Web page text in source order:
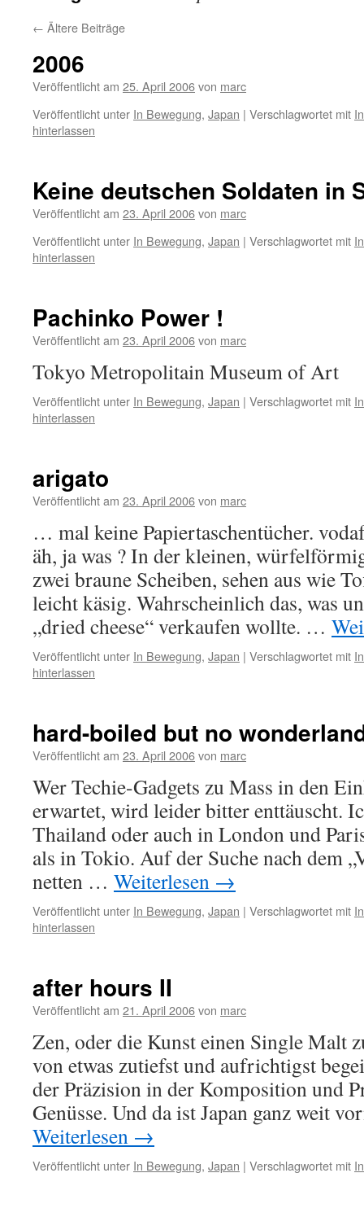
← Ältere Beiträge
2006
Veröffentlicht am 25. April 2006von marc
Veröffentlicht unter In Bewegung, Japan | Verschlagwortet mit
hinterlassen
Keine deutschen Soldaten in
Veröffentlicht am 23. April 2006von marc
Veröffentlicht unter In Bewegung, Japan | Verschlagwortet mit
hinterlassen
Pachinko Power !
Veröffentlicht am 23. April 2006von marc
Tokyo Metropolitain Museum of Art
Veröffentlicht unter In Bewegung, Japan | Verschlagwortet mit
hinterlassen
arigato
Veröffentlicht am 23. April 2006von marc
… mal keine Papiertaschentücher.
äh, ja was ? In der kleinen,
zwei braune Scheiben, sehen aus wie
leicht käsig. Wahrscheinlich das, was
„dried cheese“ verkaufen wollte. …
Veröffentlicht unter In Bewegung, Japan | Verschlagwortet mit
hinterlassen
hard-boiled but no
Veröffentlicht am 23. April 2006von marc
Wer Techie-Gadgets zu Mass in den
erwartet, wird leider bitter enttäuscht.
Thailand oder auch in London und
als in Tokio. Auf der Suche nach dem
netten … Weiterlesen →
Veröffentlicht unter In Bewegung, Japan | Verschlagwortet mit
hinterlassen
after hours II
Veröffentlicht am 21. April 2006von marc
Zen, oder die Kunst einen Single Malt
von etwas zutiefst und aufrichtigst
der Präzision in der Komposition und
Genüsse. Und da ist Japan ganz weit
Weiterlesen →
Veröffentlicht unter In Bewegung, Japan | Verschlagwortet mit